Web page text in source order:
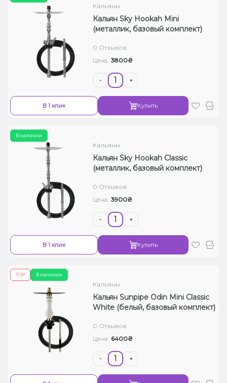
Кальяны
Кальян Sky Hookah Mini
(металлик, базовый комплект)
0 Отзывов
Цена: 3800₴
- +
В 1 клик Купить
В наличии
Кальяны
Кальян Sky Hookah Classic
(металлик, базовый комплект)
0 Отзывов
Цена: 3900₴
- +
В 1 клик Купить
В наличии
ТОР
Кальяны
Кальян Sunpipe Odin Mini Classic
White (белый, базовый комплект)
0 Отзывов
Цена: 6400₴
- +